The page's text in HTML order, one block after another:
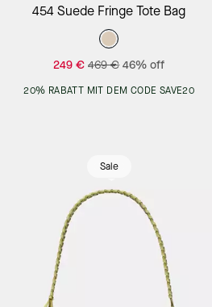
Add to Bag
454 Suede Fringe Tote Bag
249 € 469 € 46% off
20% RABATT MIT DEM CODE SAVE20
Sale